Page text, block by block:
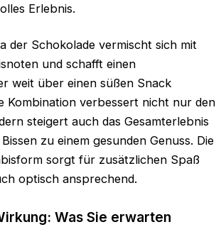
Erlebnis.
der Schokolade vermischt sich mit
und schafft einen
weit über einen süßen Snack
Kombination verbessert nicht nur den
steigert auch das Gesamterlebnis
zu einem gesunden Genuss. Die
sorgt für zusätzlichen Spaß
optisch ansprechend.
Was Sie erwarten